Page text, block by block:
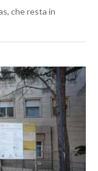
che resta in